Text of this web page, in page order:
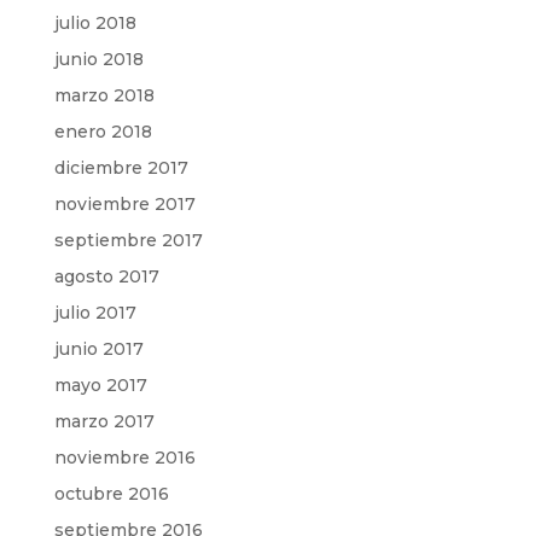
julio 2018
junio 2018
marzo 2018
enero 2018
diciembre 2017
noviembre 2017
septiembre 2017
agosto 2017
julio 2017
junio 2017
mayo 2017
marzo 2017
noviembre 2016
octubre 2016
septiembre 2016